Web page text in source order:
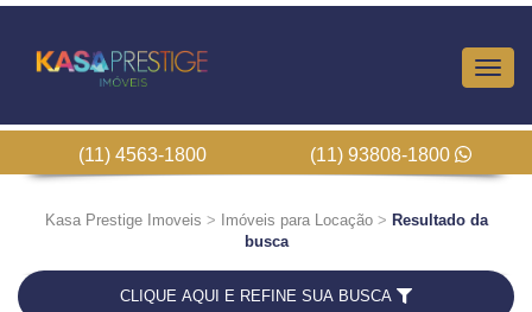
(11) 4563-1800 (11) 93808-1800
Kasa Prestige Imoveis > Imóveis para Locação> Resultado da
busca
CLIQUE AQUI E REFINE SUA BUSCA